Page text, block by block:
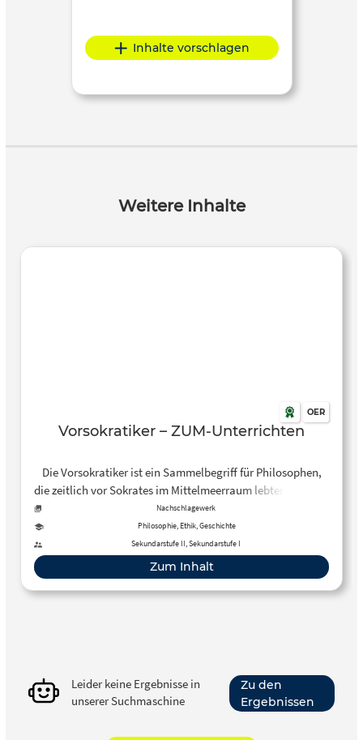
Inhalte vorschlagen
Weitere Inhalte
OER
Vorsokratiker – ZUM-Unterrichten
Die Vorsokratiker ist ein Sammelbegriff für Philosophen,
die zeitlich vor Sokrates im Mittelmeerraum lebten und den
Weg vom Mythos zum Logos, somit den Anfang der
abendländischen Philosophie bereitet haben.
Nachschlagewerk
Philosophie, Ethik, Geschichte
Sekundarstufe II, Sekundarstufe I
Zum Inhalt
Leider keine Ergebnisse in
unserer Suchmaschine
Zu den
Ergebnissen